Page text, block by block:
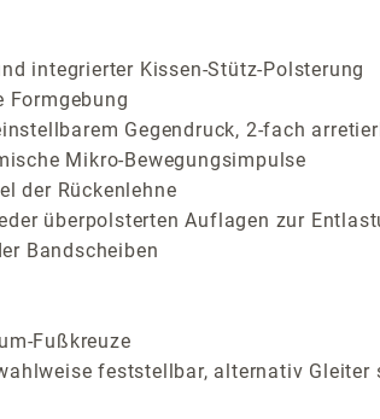
integrierter Kissen-Stütz-Polsterung
Formgebung
Gegendruck, 2-fach
Mikro-Bewegungsimpulse
der Rückenlehne
überpolsterten Auflagen zur
Bandscheiben
Fußkreuze
feststellbar, alternativ